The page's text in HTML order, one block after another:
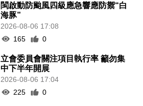
閩啟動防颱風四級應急響應防禦“白
海豚”
2026-08-06 17:08
165
0
立會委員會關注項目執行率 籲勿集
中下半年開展
2026-08-06 17:04
225
0